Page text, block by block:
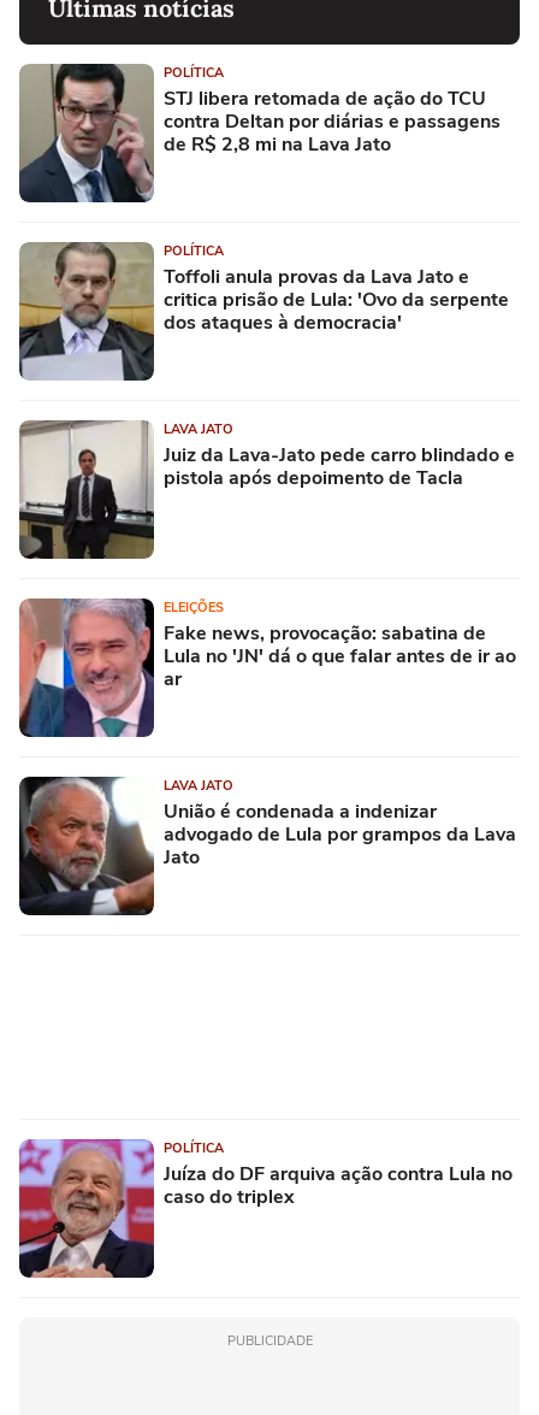
Últimas notícias
POLÍTICA
STJ libera retomada de ação do TCU
contra Deltan por diárias e passagens
de R$ 2,8 mi na Lava Jato
POLÍTICA
Toffoli anula provas da Lava Jato e
critica prisão de Lula: 'Ovo da serpente
dos ataques à democracia'
LAVA JATO
Juiz da Lava-Jato pede carro blindado e
pistola após depoimento de Tacla
ELEIÇÕES
Fake news, provocação: sabatina de
Lula no 'JN' dá o que falar antes de ir ao
ar
LAVA JATO
União é condenada a indenizar
advogado de Lula por grampos da Lava
Jato
POLÍTICA
Juíza do DF arquiva ação contra Lula no
caso do triplex
PUBLICIDADE